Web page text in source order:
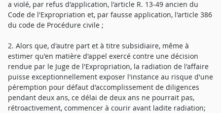
a violé, par refus d'application, l'article R. 13-49 ancien du
Code de l'Expropriation et, par fausse application, l'article 386
du code de Procédure civile ;
2. Alors que, d'autre part et à titre subsidiaire, même à
estimer qu'en matière d'appel exercé contre une décision
rendue par le Juge de l'Expropriation, la radiation de l'affaire
puisse exceptionnellement exposer l'instance au risque d'une
péremption pour défaut d'accomplissement de diligences
pendant deux ans, ce délai de deux ans ne pourrait pas,
rétroactivement, commencer à courir avant ladite radiation;